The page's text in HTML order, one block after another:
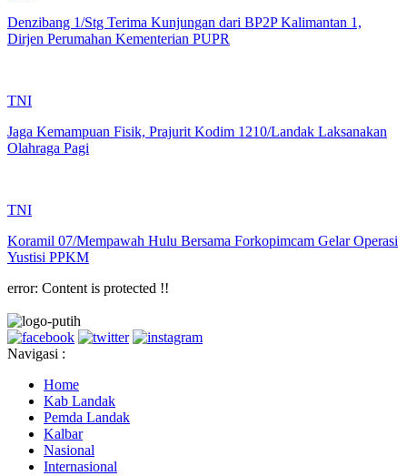
Denzibang 1/Stg Terima Kunjungan dari BP2P Kalimantan 1,
Dirjen Perumahan Kementerian PUPR
TNI
Jaga Kemampuan Fisik, Prajurit Kodim 1210/Landak Laksanakan
Olahraga Pagi
TNI
Koramil 07/Mempawah Hulu Bersama Forkopimcam Gelar Operasi
Yustisi PPKM
error: Content is protected !!
Navigasi :
Home
Kab Landak
Pemda Landak
Kalbar
Nasional
Internasional